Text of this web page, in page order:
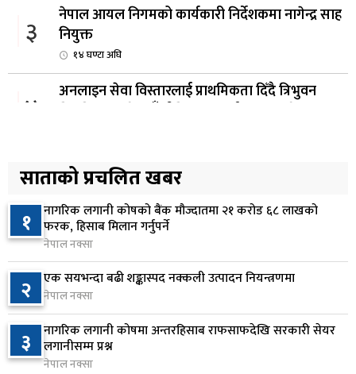
३
नेपाल आयल निगमको कार्यकारी निर्देशकमा नागेन्द्र साह
नियुक्त
१४ घण्टा अघि
४
अनलाइन सेवा विस्तारलाई प्राथमिकता दिँदै त्रिभुवन
५
सरकारद्वारा राष्ट्रसेवक कर्मचारीको नयाँ तलबमान
स्वीकृत, न्यूनतम तलब २८ हजार ९८४ रुपैयाँ
१६ घण्टा अघि
६
सिद्धबाबा सुरुङ निर्माणमा ३ अर्ब १ करोड खर्च, २०८३
फागुनको समयसीमा
२३ घण्टा अघि
७
निम्सदाइसहित चार पर्वतारोहीको शव बेस क्याम्पमा
ल्याइयो
१ दिन अघि
साताको प्रचलित खबर
१ नागरिक लगानी कोषको बैंक मौज्दातमा २१ करोड ६८ लाखको
फरक, हिसाब मिलान गर्नुपर्ने
नेपाल नक्सा
२ एक सयभन्दा बढी शङ्कास्पद नक्कली उत्पादन नियन्त्रणमा
नेपाल नक्सा
३ नागरिक लगानी कोषमा अन्तरहिसाब राफसाफदेखि सरकारी सेयर
लगानीसम्म प्रश्न
नेपाल नक्सा